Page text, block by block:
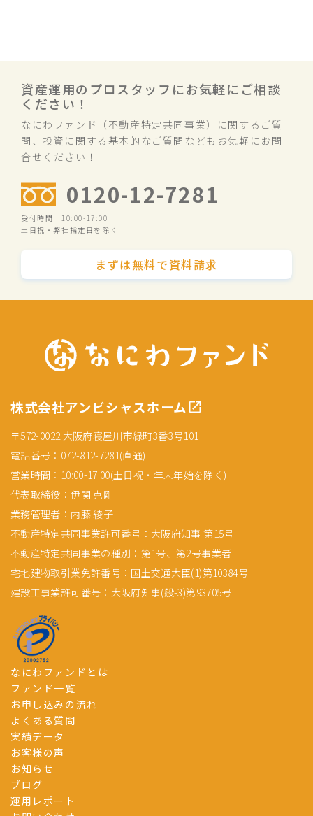
資産運用のプロスタッフにお気軽にご相談
ください！
なにわファンド（不動産特定共同事業）に関するご質
問、投資に関する基本的なご質問などもお気軽にお問
合せください！
0120-12-7281
受付時間 10:00-17:00
土日祝・弊社指定日を除く
まずは無料で資料請求
株式会社アンビシャスホーム
〒572-0022 大阪府寝屋川市緑町3番3号101
電話番号：072-812-7281(直通)
営業時間：10:00-17:00(土日祝・年末年始を除く)
代表取締役：伊関 克剛
業務管理者：内藤 綾子
不動産特定共同事業許可番号：大阪府知事 第15号
不動産特定共同事業の種別：第1号、第2号事業者
宅地建物取引業免許番号：国土交通大臣(1)第10384号
建設工事業許可番号：大阪府知事(般-3)第93705号
なにわファンドとは
ファンド一覧
お申し込みの流れ
よくある質問
実績データ
お客様の声
お知らせ
ブログ
運用レポート